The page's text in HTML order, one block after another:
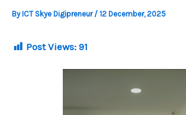
By ICT Skye Digipreneur / 12 December, 2025
Post Views: 91